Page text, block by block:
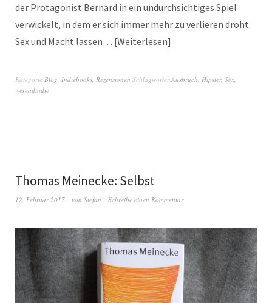
der Protagonist Bernard in ein undurchsichtiges Spiel
verwickelt, in dem er sich immer mehr zu verlieren droht.
Sex und Macht lassen… Weiterlesen
Kategorie Blog Indiebooks Rezensionen SchlagwörterAusbruch Hipster, Sex
wereadindie
Thomas Meinecke: Selbst
12. Februar 2017 von Stefan Schreibe einen Kommentar